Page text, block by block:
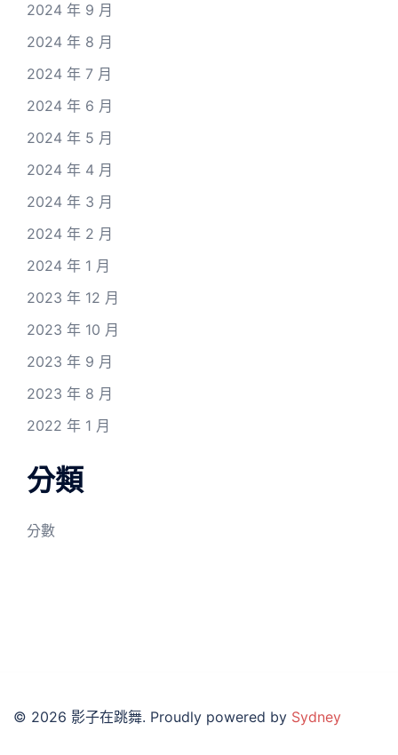
2024 年 9 月
2024 年 8 月
2024 年 7 月
2024 年 6 月
2024 年 5 月
2024 年 4 月
2024 年 3 月
2024 年 2 月
2024 年 1 月
2023 年 12 月
2023 年 10 月
2023 年 9 月
2023 年 8 月
2022 年 1 月
分類
分數
© 2026 影子在跳舞. Proudly powered by Sydney